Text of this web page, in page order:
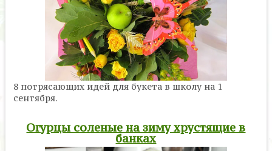
8 потрясающих идей для букета в школу на 1
сентября.
Огурцы соленые на зиму хрустящие в
банках